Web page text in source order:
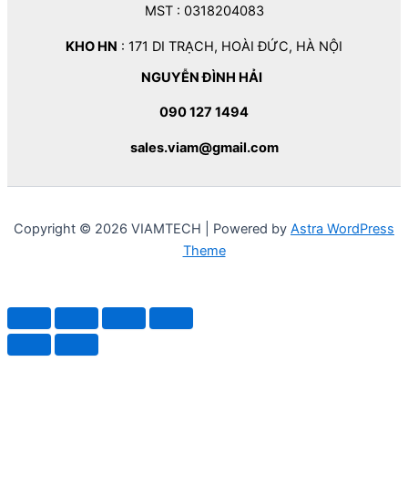
MST : 0318204083
KHO HN : 171 DI TRẠCH, HOÀI ĐỨC, HÀ NỘI
NGUYỄN ĐÌNH HẢI
090 127 1494
sales.viam@gmail.com
Copyright © 2026 VIAMTECH | Powered by Astra WordPress
Theme